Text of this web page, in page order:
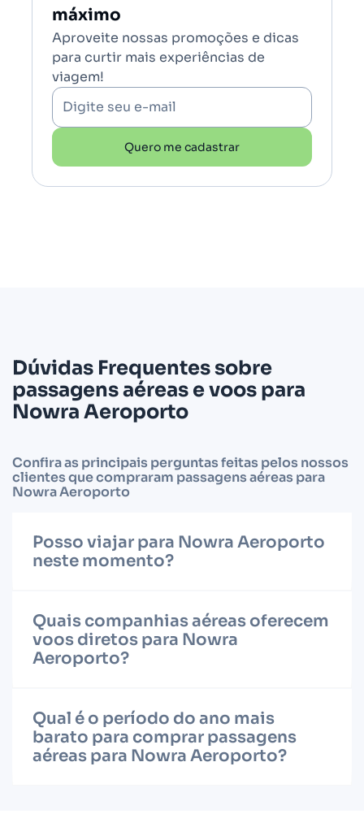
máximo
Aproveite nossas promoções e dicas
para curtir mais experiências de
viagem!
Digite seu e-mail
Quero me cadastrar
Dúvidas Frequentes sobre
passagens aéreas e voos para
Nowra Aeroporto
Confira as principais perguntas feitas pelos nossos
clientes que compraram passagens aéreas para
Nowra Aeroporto
Posso viajar para Nowra Aeroporto
neste momento?
Quais companhias aéreas oferecem
voos diretos para Nowra
Aeroporto?
Qual é o período do ano mais
barato para comprar passagens
aéreas para Nowra Aeroporto?